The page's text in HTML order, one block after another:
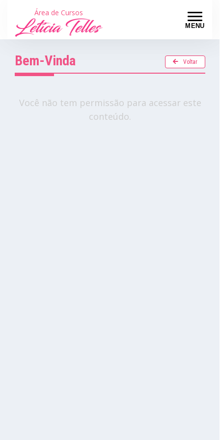
MENU
Área de Cursos
Bem-Vinda Voltar
Você não tem permissão para acessar este
conteúdo.